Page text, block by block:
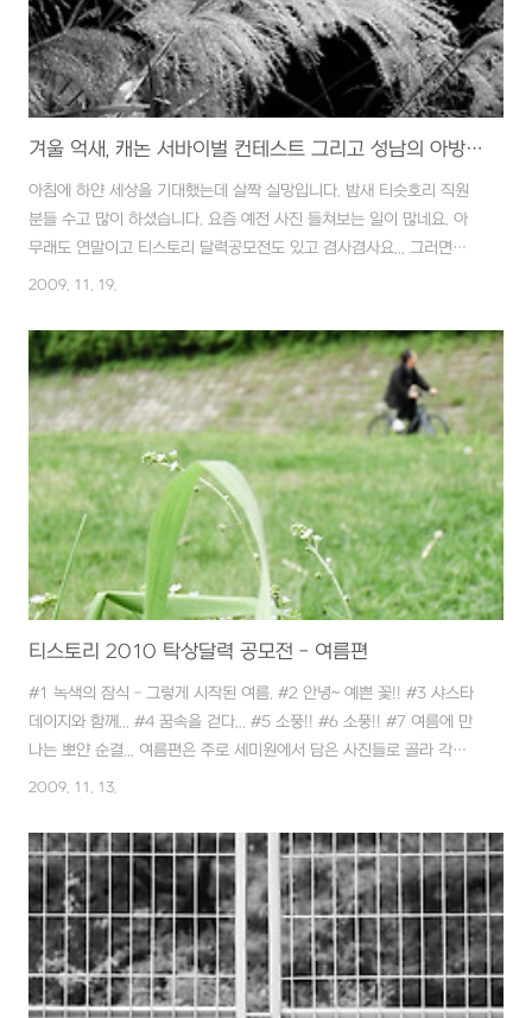
겨울 억새, 캐논 서바이벌 컨테스트 그리고 성남의 아방궁 쩝, 그냥 주절주절입니다.
아침에 하얀 세상을 기대했는데 살짝 실망입니다. 밤새 티슷호리 직원
분들 수고 많이 하셨습니다. 요즘 예전 사진 들쳐보는 일이 많네요. 아
무래도 연말이고 티스토리 달력공모전도 있고 겸사겸사요... 그러면서
자연스럽게 이 때쯤 슬럼프가 찾아옵니다. ^^;; + 마눌님이 말하기를,,,
조금씩 알아 가면서 사진이 조금 이상해진 것 같다고 하네요. 수긍이 갑
니다. 지금이 딱 그런 시기인것 같습니다. 슬기롭게 넘어가야죠~~ 건 그
렇고.. 쩝..실력도 없는데 바람만 들어서 Fallen Angel 님과 콘테스트
에 응모했습니다. 사실 강건너 불구경하듯 있었는데 마침 엔젤님이 선
뜻 같이 하자고 하셔서~ 마침 집에 광고에 나오는 잉크젯 프린터가 있
기도..
2009. 11. 19.
티스토리 2010 탁상달력 공모전 - 여름편
#1 녹색의 잠식 - 그렇게 시작된 여름. #2 안녕~ 예쁜 꽃!! #3 샤스타
데이지와 함께... #4 꿈속을 걷다... #5 소풍!! #6 소풍!! #7 여름에 만
나는 뽀얀 순결... 여름편은 주로 세미원에서 담은 사진들로 골라 각각
제목을 붙여봤습니다. 한 여름보다는 초 여름에 더 어울리는 사진들입
2009. 11. 13.